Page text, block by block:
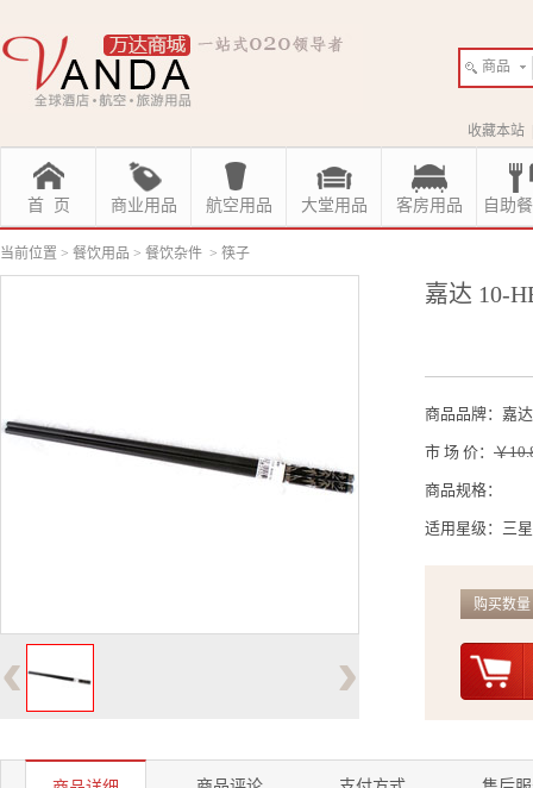
商品
收藏本站
首 页 商业用品 航空用品 大堂用品 客房用品 自助
当前位置 > 餐饮用品 > 餐饮杂件 > 筷子
‹ ›
嘉达 10-
商品品牌：嘉达
市 场 价： ￥
商品规格：
适用星级：三
购买数量